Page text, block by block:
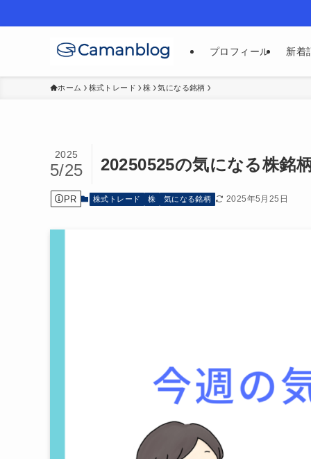
プロフィール 新着
ホーム 株式トレード 株 気になる銘柄
20250525の気になる株銘
2025
5/25
PR 株式トレード 株 気になる銘柄 2025年5月25日